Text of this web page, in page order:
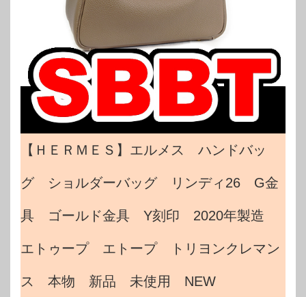
【ＨＥＲＭＥＳ】エルメス ハンドバッ
グ ショルダーバッグ リンディ26 G金
具 ゴールド金具 Y刻印 2020年製造
エトゥープ エトープ トリヨンクレマン
ス 本物 新品 未使用 NEW